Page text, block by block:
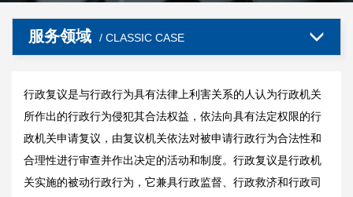
服务领域 / CLASSIC CASE
行政复议是与行政行为具有法律上利害关系的人认为行政机关
所作出的行政行为侵犯其合法权益，依法向具有法定权限的行
政机关申请复议，由复议机关依法对被申请行政行为合法性和
合理性进行审查并作出决定的活动和制度。行政复议是行政机
关实施的被动行政行为，它兼具行政监督、行政救济和行政司